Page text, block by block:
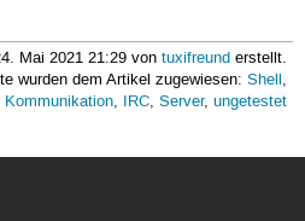
Mai 2021 21:29 vontuxifreund erstellt.
wurden dem Artikel zugewiesen:Shell,
Kommunikation, IRC,Server,ungetestet